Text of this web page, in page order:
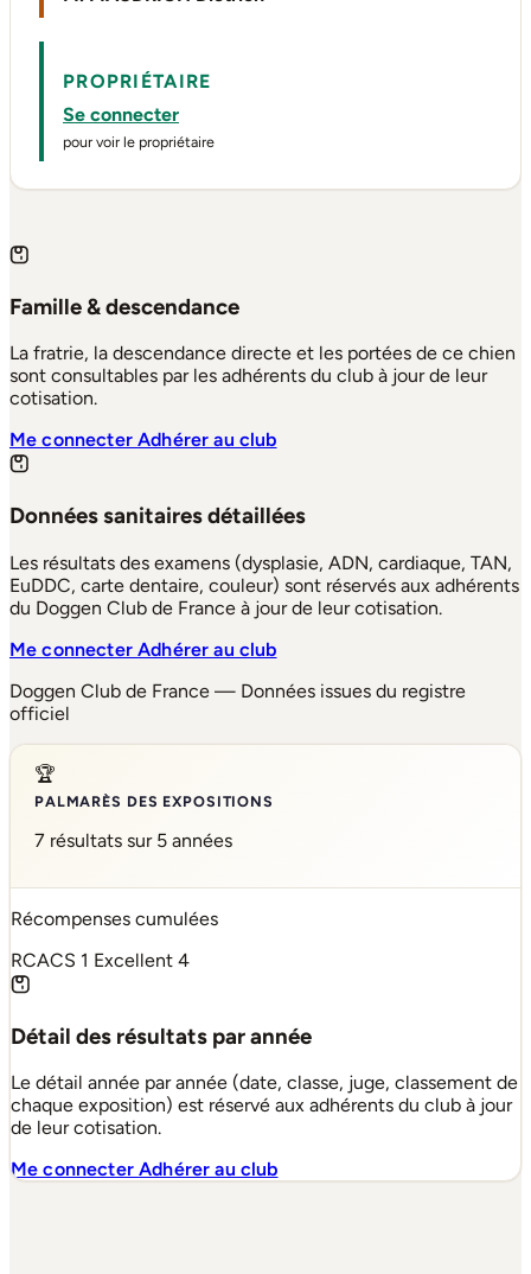
PROPRIÉTAIRE
Se connecter
pour voir le propriétaire
Famille & descendance
La fratrie, la descendance directe et les portées de ce chien
sont consultables par les adhérents du club à jour de leur
cotisation.
Me connecterAdhérer au club
Données sanitaires détaillées
Les résultats des examens (dysplasie, ADN, cardiaque, TAN,
EuDDC, carte dentaire, couleur) sont réservés aux adhérents
du Doggen Club de France à jour de leur cotisation.
Me connecterAdhérer au club
Doggen Club de France — Données issues du registre
officiel
🏆
PALMARÈS DES EXPOSITIONS
7 résultats sur 5 années
Récompenses cumulées
RCACS 1 Excellent 4
Détail des résultats par année
Le détail année par année (date, classe, juge, classement de
chaque exposition) est réservé aux adhérents du club à jour
de leur cotisation.
Me connecterAdhérer au club